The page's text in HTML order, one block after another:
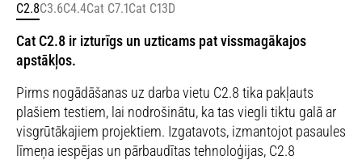
C2.8C3.6C4.4Cat C7.1Cat C13D
Cat C2.8 ir izturīgs un uzticams pat vissmagākajos
apstākļos.
Pirms nogādāšanas uz darba vietu C2.8 tika pakļauts
plašiem testiem, lai nodrošinātu, ka tas viegli tiktu galā ar
visgrūtākajiem projektiem. Izgatavots, izmantojot pasaules
līmeņa iespējas un pārbaudītas tehnoloģijas­, C2.8